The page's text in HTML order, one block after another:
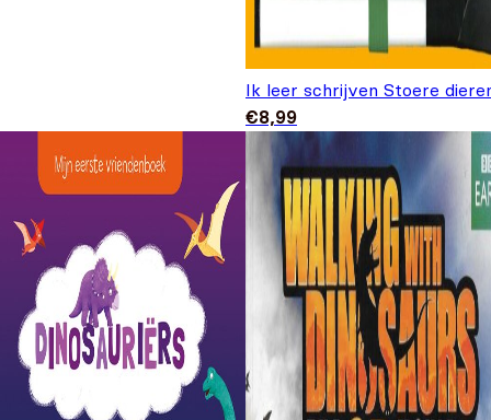
Ik leer schrijven Stoere
€8,99